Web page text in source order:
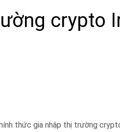
crypto
thức gia nhập thị trường